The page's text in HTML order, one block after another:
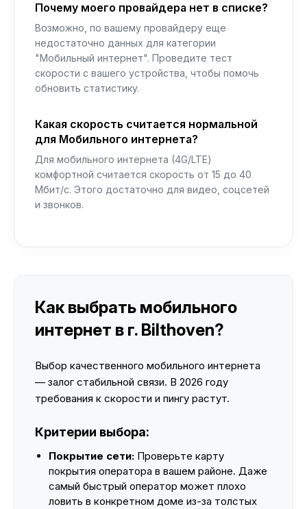
Почему моего провайдера нет в списке?
Возможно, по вашему провайдеру еще
недостаточно данных для категории
"Мобильный интернет". Проведите тест
скорости с вашего устройства, чтобы помочь
обновить статистику.
Какая скорость считается нормальной
для Мобильного интернета?
Для мобильного интернета (4G/LTE)
комфортной считается скорость от 15 до 40
Мбит/с. Этого достаточно для видео, соцсетей
и звонков.
Как выбрать мобильного
интернет в г. Bilthoven?
Выбор качественного мобильного интернета
— залог стабильной связи. В 2026 году
требования к скорости и пингу растут.
Критерии выбора:
Покрытие сети: Проверьте карту
покрытия оператора в вашем районе. Даже
самый быстрый оператор может плохо
ловить в конкретном доме из-за толстых